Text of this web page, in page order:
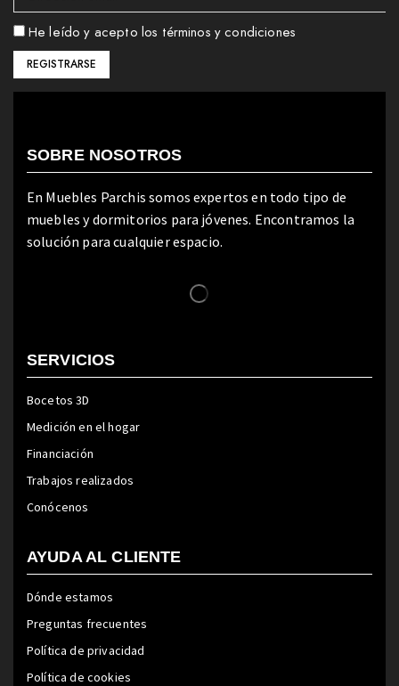
He leído y acepto los términos y condiciones
SOBRE NOSOTROS
En Muebles Parchis somos expertos en todo tipo de
muebles y dormitorios para jóvenes. Encontramos la
solución para cualquier espacio.
SERVICIOS
Bocetos 3D
Medición en el hogar
Financiación
Trabajos realizados
Conócenos
AYUDA AL CLIENTE
Dónde estamos
Preguntas frecuentes
Política de privacidad
Política de cookies